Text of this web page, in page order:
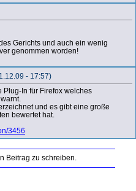
Gerichts und auch ein wenig
genommen worden!
- 17:57)
Plug-In für Firefox welches
und es gibt eine große
bewertet hat.
3456
Beitrag zu schreiben.